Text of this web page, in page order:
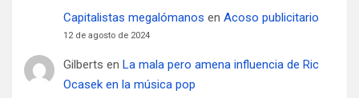
Capitalistas megalómanos en Acoso publicitario
12 de agosto de 2024
Gilberts en La mala pero amena influencia de Ric
Ocasek en la música pop